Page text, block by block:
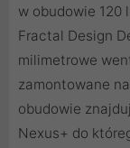
w obudowie 120
Fractal Design
milimetrowe
zamontowane
obudowie
Nexus+ do